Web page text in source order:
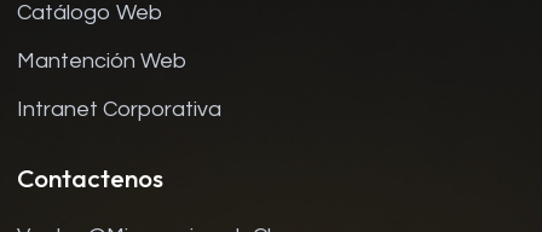
Catálogo Web
Mantención Web
Intranet Corporativa
Contactenos